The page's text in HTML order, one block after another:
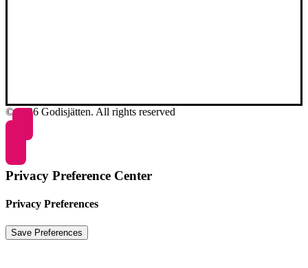
© 2026 Godisjätten. All rights reserved
Privacy Preference Center
Privacy Preferences